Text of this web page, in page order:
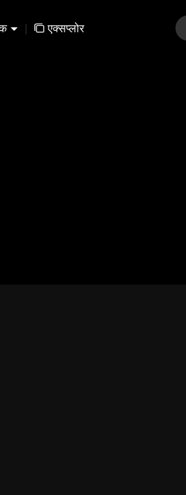
| एक्सप्लोर